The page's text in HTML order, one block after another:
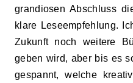
grandiosen Abschluss
klare Leseempfehlung.
Zukunft noch weitere
geben wird, aber bis es
gespannt, welche